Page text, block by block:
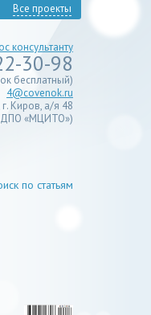
Все проекты
консультанту
30-98
бесплатный)
4@covenok.ru
Киров, а/я 48
«МЦИТО»)
по статьям